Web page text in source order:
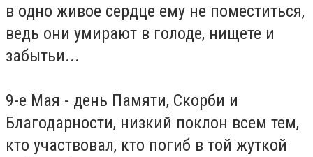
в одно живое сердце ему не поместиться,
ведь они умирают в голоде, нищете и
забытьи...
9-е Мая - день Памяти, Скорби и
Благодарности, низкий поклон всем тем,
кто участвовал, кто погиб в той жуткой